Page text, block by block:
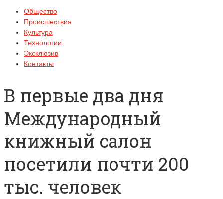
Общество
Происшествия
Культура
Технологии
Эксклюзив
Контакты
В первые два дня
Международный
книжный салон
посетили почти 200
тыс. человек